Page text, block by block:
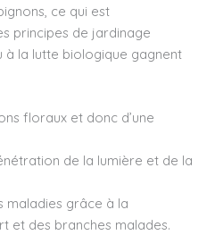
ce qui est
principes de jardinage
la lutte biologique gagnent
floraux et donc d’une
de la lumière et de la
maladies grâce à la
et des branches malades.